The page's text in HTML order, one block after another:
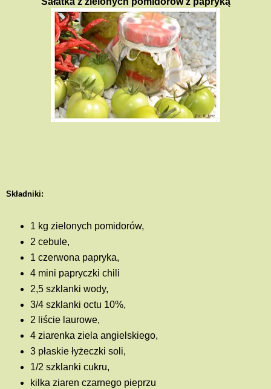
Składniki:
1 kg zielonych pomidorów,
2 cebule,
1 czerwona papryka,
4 mini papryczki chili
2,5 szklanki wody,
3/4 szklanki octu 10%,
2 liście laurowe,
4 ziarenka ziela angielskiego,
3 płaskie łyżeczki soli,
1/2 szklanki cukru,
kilka ziaren czarnego pieprzu